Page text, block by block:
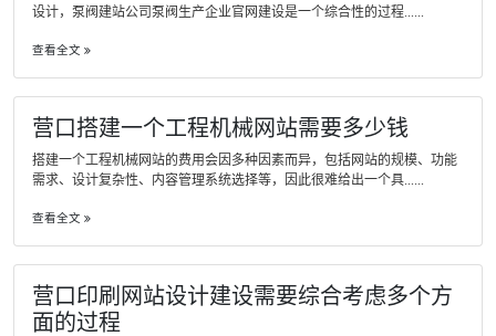
设计，泵阀建站公司泵阀生产企业官网建设是一个综合性的过程......
查看全文
营口搭建一个工程机械网站需要多少钱
搭建一个工程机械网站的费用会因多种因素而异，包括网站的规模、功能
需求、设计复杂性、内容管理系统选择等，因此很难给出一个具......
查看全文
营口印刷网站设计建设需要综合考虑多个方
面的过程